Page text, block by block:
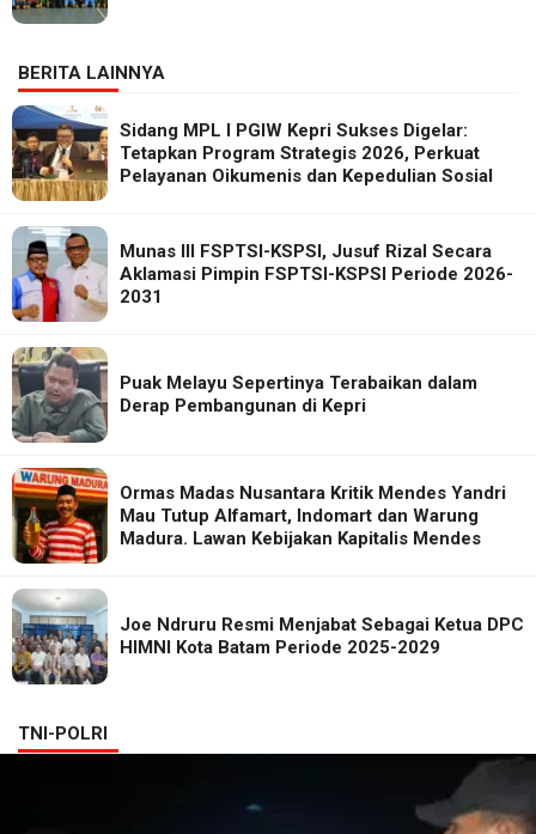
BERITA LAINNYA
Sidang MPL I PGIW Kepri Sukses Digelar:
Tetapkan Program Strategis 2026, Perkuat
Pelayanan Oikumenis dan Kepedulian Sosial
Munas III FSPTSI-KSPSI, Jusuf Rizal Secara
Aklamasi Pimpin FSPTSI-KSPSI Periode 2026-
2031
Puak Melayu Sepertinya Terabaikan dalam
Derap Pembangunan di Kepri
Ormas Madas Nusantara Kritik Mendes Yandri
Mau Tutup Alfamart, Indomart dan Warung
Madura. Lawan Kebijakan Kapitalis Mendes
Joe Ndruru Resmi Menjabat Sebagai Ketua DPC
HIMNI Kota Batam Periode 2025-2029
TNI-POLRI